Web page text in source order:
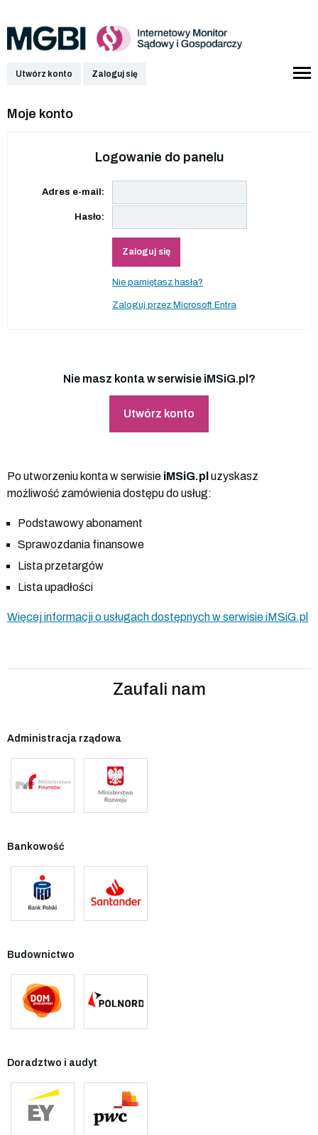
Utwórz konto Zaloguj się
Moje konto
Logowanie do panelu
Adres e-mail:
Hasło:
Zaloguj się
Nie pamiętasz hasła?
Zaloguj przez Microsoft Entra
Nie masz konta w serwisie iMSiG.pl?
Utwórz konto
Po utworzeniu konta w serwisie iMSiG.pl uzyskasz
możliwość zamówienia dostępu do usług:
Podstawowy abonament
Sprawozdania finansowe
Lista przetargów
Lista upadłości
Więcej informacji o usługach dostępnych w serwisie iMSiG.pl
Zaufali nam
Administracja rządowa
Bankowość
Budownictwo
Doradztwo i audyt